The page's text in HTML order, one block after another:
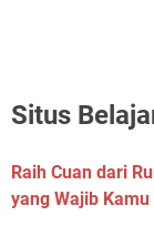
Situs
Raih Cuan dari
yang Wajib Kamu